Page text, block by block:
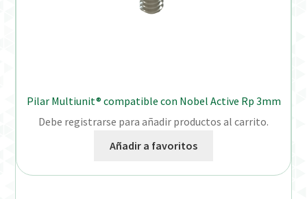
Pilar Multiunit® compatible con Nobel Active Rp 3mm
Debe registrarse para añadir productos al carrito.
Añadir a favoritos